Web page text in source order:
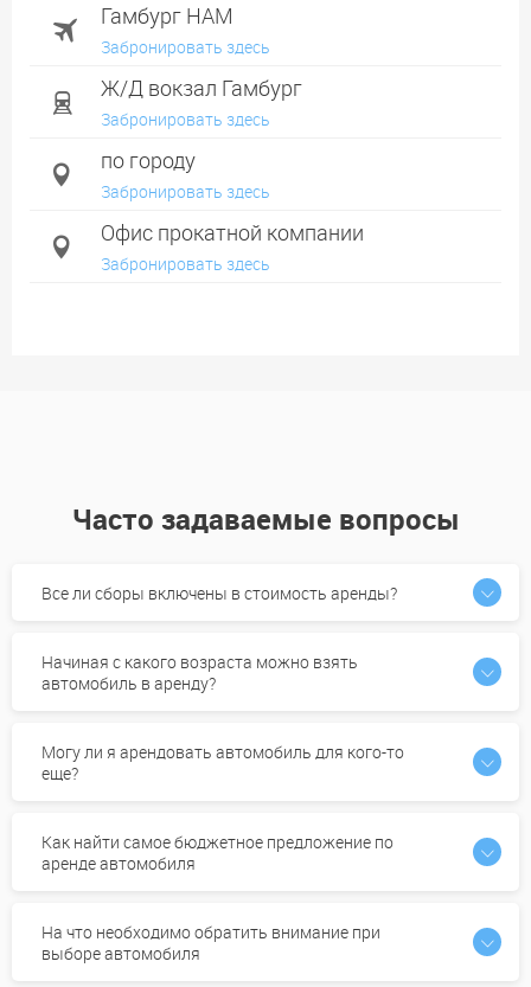
Гамбург HAM
Забронировать здесь
Ж/Д вокзал Гамбург
Забронировать здесь
по городу
Забронировать здесь
Офис прокатной компании
Забронировать здесь
Часто задаваемые вопросы
Все ли сборы включены в стоимость аренды?
Начиная с какого возраста можно взять
автомобиль в аренду?
Могу ли я арендовать автомобиль для кого-то
еще?
Как найти самое бюджетное предложение по
аренде автомобиля
На что необходимо обратить внимание при
выборе автомобиля